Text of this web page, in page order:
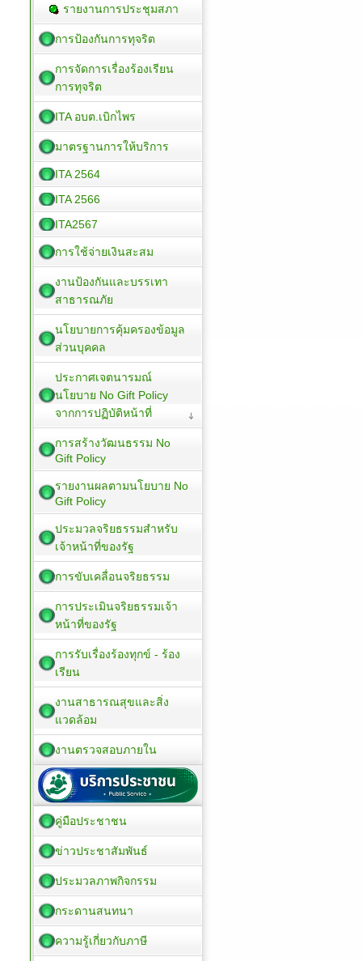
รายงานการประชุมสภา
การป้องกันการทุจริต
การจัดการเรื่องร้องเรียน
การทุจริต
ITA อบต.เบิกไพร
มาตรฐานการให้บริการ
ITA 2564
ITA 2566
ITA2567
การใช้จ่ายเงินสะสม
งานป้องกันและบรรเทา
สาธารณภัย
นโยบายการคุ้มครองข้อมูล
ส่วนบุคคล
ประกาศเจตนารมณ์
นโยบาย No Gift Policy
จากการปฏิบัติหน้าที่
การสร้างวัฒนธรรม No
Gift Policy
รายงานผลตามนโยบาย No
Gift Policy
ประมวลจริยธรรมสำหรับ
เจ้าหน้าที่ของรัฐ
การขับเคลื่อนจริยธรรม
การประเมินจริยธรรมเจ้า
หน้าที่ของรัฐ
การรับเรื่องร้องทุกข์ - ร้อง
เรียน
งานสาธารณสุขและสิ่ง
แวดล้อม
งานตรวจสอบภายใน
คู่มือประชาชน
ข่าวประชาสัมพันธ์
ประมวลภาพกิจกรรม
กระดานสนทนา
ความรู้เกี่ยวกับภาษี